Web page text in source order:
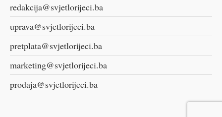
redakcija@svjetlorijeci.ba
uprava@svjetlorijeci.ba
pretplata@svjetlorijeci.ba
marketing@svjetlorijeci.ba
prodaja@svjetlorijeci.ba